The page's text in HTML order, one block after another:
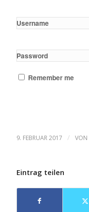
Username
Password
Remember me
9. FEBRUAR 2017 / VON
Eintrag teilen